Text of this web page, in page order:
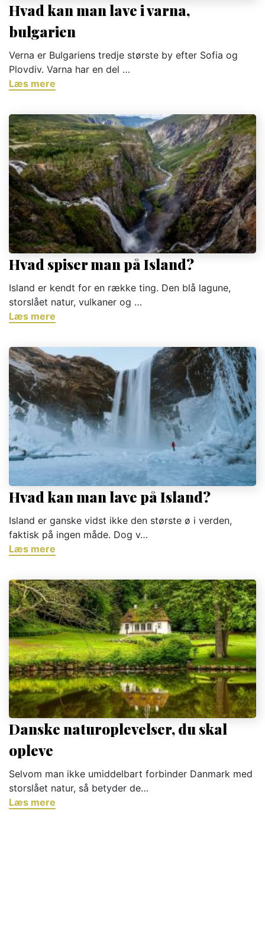
Hvad kan man lave i varna,
bulgarien
Verna er Bulgariens tredje største by efter Sofia og
Plovdiv. Varna har en del …
Læs mere
Hvad spiser man på Island?
Island er kendt for en række ting. Den blå lagune,
storslået natur, vulkaner og …
Læs mere
Hvad kan man lave på Island?
Island er ganske vidst ikke den største ø i verden,
faktisk på ingen måde. Dog v…
Læs mere
Danske naturoplevelser, du skal
opleve
Selvom man ikke umiddelbart forbinder Danmark med
storslået natur, så betyder de…
Læs mere